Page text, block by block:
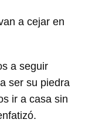
a cejar en
a seguir
ser su piedra
ir a casa sin